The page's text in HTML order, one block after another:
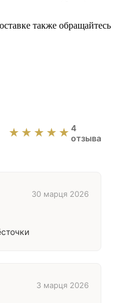
также обращайтесь
★★★★★ 4
отзыва
30 марця 2026
3 марця 2026